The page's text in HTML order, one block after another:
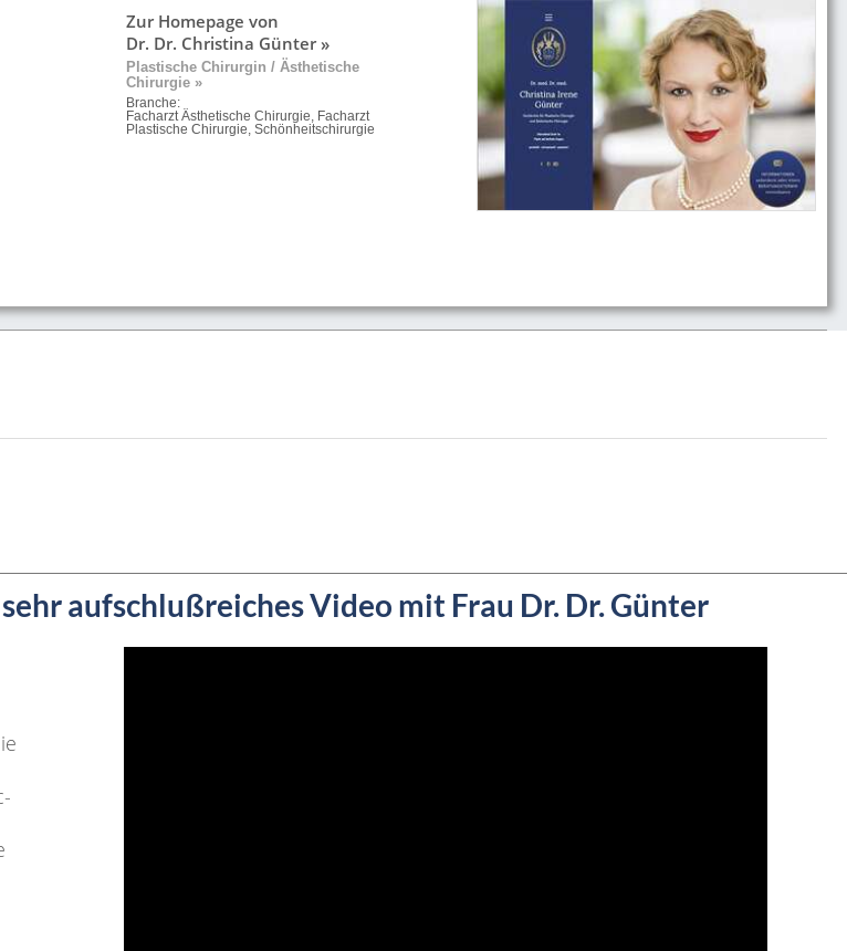
Zur Homepage von
Dr. Dr. Christina Günter »
Plastische Chirurgin / Ästhetische
Chirurgie »
Branche:
Facharzt Ästhetische Chirurgie, Facharzt
Plastische Chirurgie, Schönheitschirurgie
aufschlußreiches Video mit Frau Dr. Dr. Günter